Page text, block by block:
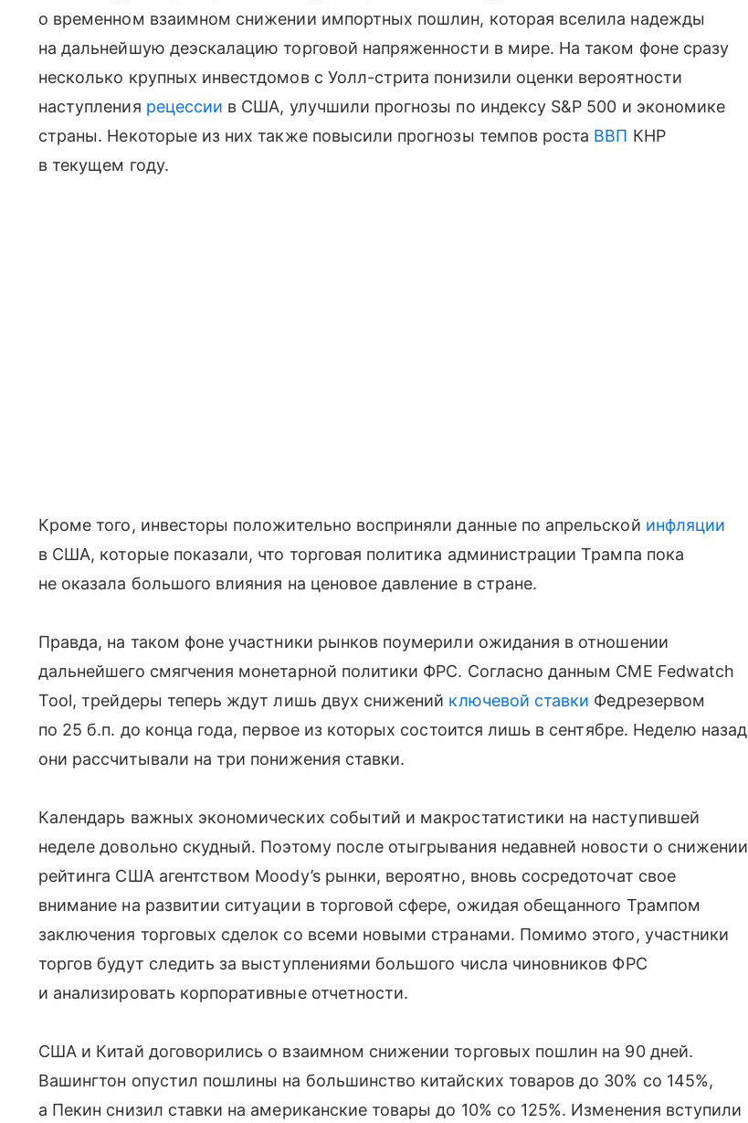
о временном взаимном снижении импортных пошлин, которая вселила надежды
на дальнейшую деэскалацию торговой напряженности в мире. На таком фоне сразу
несколько крупных инвестдомов с Уолл-стрита понизили оценки вероятности
наступления рецессии в США, улучшили прогнозы по индексу S&P 500 и экономике
страны. Некоторые из них также повысили прогнозы темпов роста ВВП КНР
в текущем году.
Кроме того, инвесторы положительно восприняли данные по апрельской инфляции
в США, которые показали, что торговая политика администрации Трампа пока
не оказала большого влияния на ценовое давление в стране.
Правда, на таком фоне участники рынков поумерили ожидания в отношении
дальнейшего смягчения монетарной политики ФРС. Согласно данным CME Fedwatch
Tool, трейдеры теперь ждут лишь двух снижений ключевой ставки Федрезервом
по 25 б.п. до конца года, первое из которых состоится лишь в сентябре. Неделю назад
они рассчитывали на три понижения ставки.
Календарь важных экономических событий и макростатистики на наступившей
неделе довольно скудный. Поэтому после отыгрывания недавней новости о снижении
рейтинга США агентством Moody’s рынки, вероятно, вновь сосредоточат свое
внимание на развитии ситуации в торговой сфере, ожидая обещанного Трампом
заключения торговых сделок со всеми новыми странами. Помимо этого, участники
торгов будут следить за выступлениями большого числа чиновников ФРС
и анализировать корпоративные отчетности.
США и Китай договорились о взаимном снижении торговых пошлин на 90 дней.
Вашингтон опустил пошлины на большинство китайских товаров до 30% со 145%,
а Пекин снизил ставки на американские товары до 10% со 125%. Изменения вступили